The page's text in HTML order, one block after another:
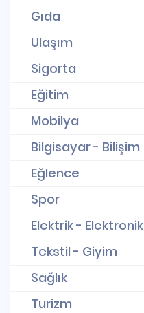
Gıda
Ulaşım
Sigorta
Eğitim
Mobilya
Bilgisayar - Bilişim
Eğlence
Spor
Elektrik - Elektronik
Tekstil - Giyim
Sağlık
Turizm